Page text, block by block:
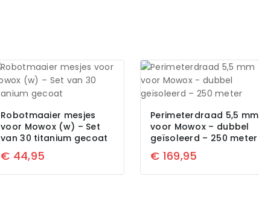
Robotmaaier mesjes
voor Mowox (w) – Set
van 30 titanium gecoat
€ 44,95
Perimeterdraad 5,5 mm
voor Mowox – dubbel
geïsoleerd – 250 meter
€ 169,95